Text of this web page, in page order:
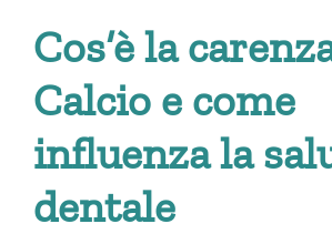
Cos’è la
Calcio e come
influenza la
dentale